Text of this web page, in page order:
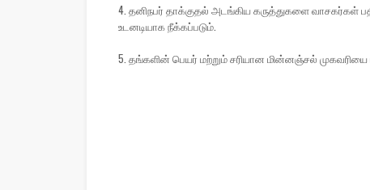
4. தனிநபர் தாக்குதல் அடங்கிய கருத்துகளை வாசகர்கள்
உடனடியாக நீக்கப்படும்.
5. தங்களின் பெயர் மற்றும் சரியான மின்னஞ்சல்